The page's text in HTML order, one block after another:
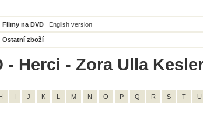
Filmy na DVD English version
Ostatní zboží
- Herci - Zora Ulla
I J K L M N O P Q R S T U